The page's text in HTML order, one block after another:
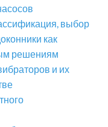
выбор
как
решениям
и их